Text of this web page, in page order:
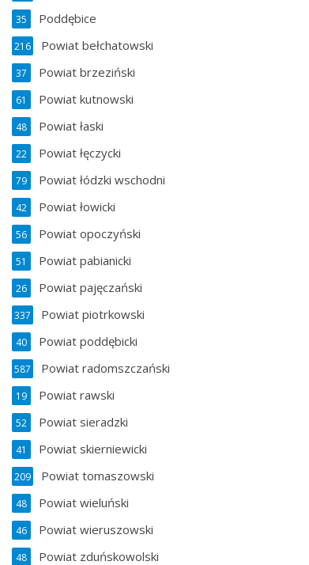
Poddębice
35
Powiat bełchatowski
216
Powiat brzeziński
37
Powiat kutnowski
61
Powiat łaski
48
Powiat łęczycki
22
Powiat łódzki wschodni
79
Powiat łowicki
42
Powiat opoczyński
56
Powiat pabianicki
51
Powiat pajęczański
26
Powiat piotrkowski
337
Powiat poddębicki
40
Powiat radomszczański
587
Powiat rawski
19
Powiat sieradzki
52
Powiat skierniewicki
41
Powiat tomaszowski
209
Powiat wieluński
48
Powiat wieruszowski
46
Powiat zduńskowolski
48